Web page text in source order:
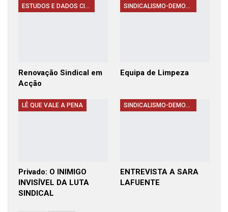
ESTUDOS E DADOS CIENTIFICOS
Renovação Sindical em
Acção
SINDICALISMO-DEMOCRACIA-DESAFIOS-REPRESENTATIVIDADE
Equipa de Limpeza
LÊ QUE VALE A PENA
Privado: O INIMIGO
INVISÍVEL DA LUTA
SINDICAL
SINDICALISMO-DEMOCRACIA-DESAFIOS-REPRESENTATIVIDADE
ENTREVISTA A SARA
LAFUENTE